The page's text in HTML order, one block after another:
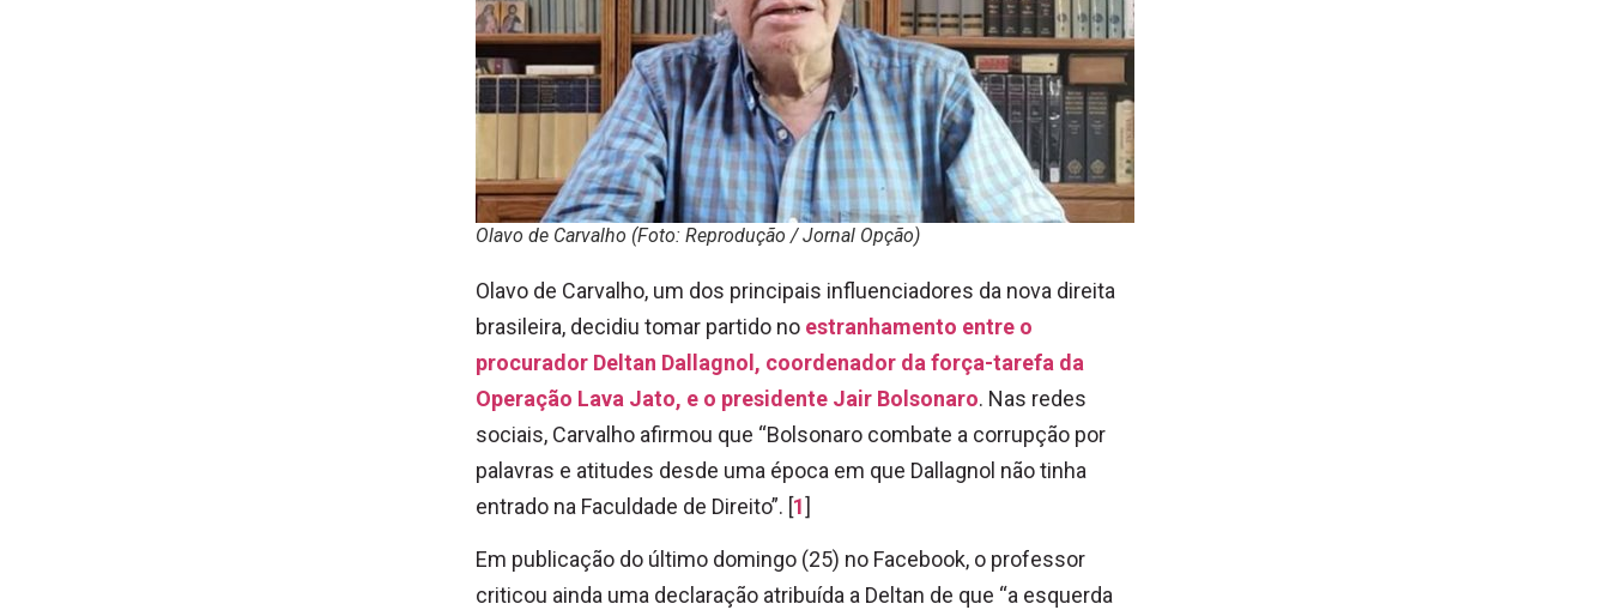
Olavo de Carvalho (Foto: Reprodução / Jornal Opção)
Olavo de Carvalho, um dos principais influenciadores da nova direita
brasileira, decidiu tomar partido no estranhamento entre o
procurador Deltan Dallagnol, coordenador da força-tarefa da
Operação Lava Jato, e o presidente Jair Bolsonaro. Nas redes
sociais, Carvalho afirmou que “Bolsonaro combate a corrupção por
palavras e atitudes desde uma época em que Dallagnol não tinha
entrado na Faculdade de Direito”. [1]
Em publicação do último domingo (25) no Facebook, o professor
criticou ainda uma declaração atribuída a Deltan de que “a esquerda